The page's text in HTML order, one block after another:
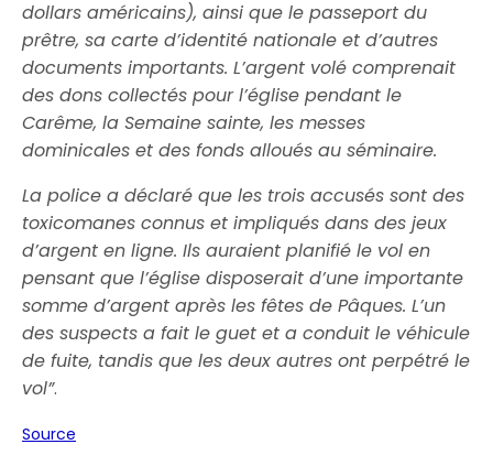
dollars américains), ainsi que le passeport du
prêtre, sa carte d’identité nationale et d’autres
documents importants. L’argent volé comprenait
des dons collectés pour l’église pendant le
Carême, la Semaine sainte, les messes
dominicales et des fonds alloués au séminaire.
La police a déclaré que les trois accusés sont des
toxicomanes connus et impliqués dans des jeux
d’argent en ligne. Ils auraient planifié le vol en
pensant que l’église disposerait d’une importante
somme d’argent après les fêtes de Pâques. L’un
des suspects a fait le guet et a conduit le véhicule
de fuite, tandis que les deux autres ont perpétré le
vol”.
Source